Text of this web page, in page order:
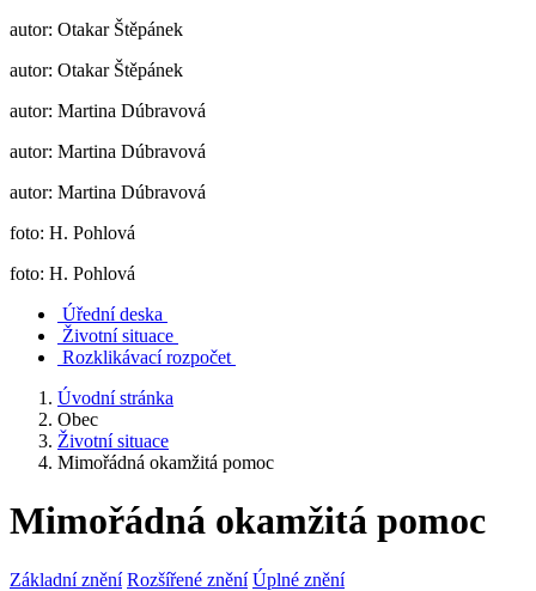
autor: Otakar Štěpánek
autor: Otakar Štěpánek
autor: Martina Dúbravová
autor: Martina Dúbravová
autor: Martina Dúbravová
foto: H. Pohlová
foto: H. Pohlová
Úřední deska
Životní situace
Rozklikávací rozpočet
Úvodní stránka
Obec
Životní situace
Mimořádná okamžitá pomoc
Mimořádná okamžitá pomoc
Základní znění Rozšířené znění Úplné znění